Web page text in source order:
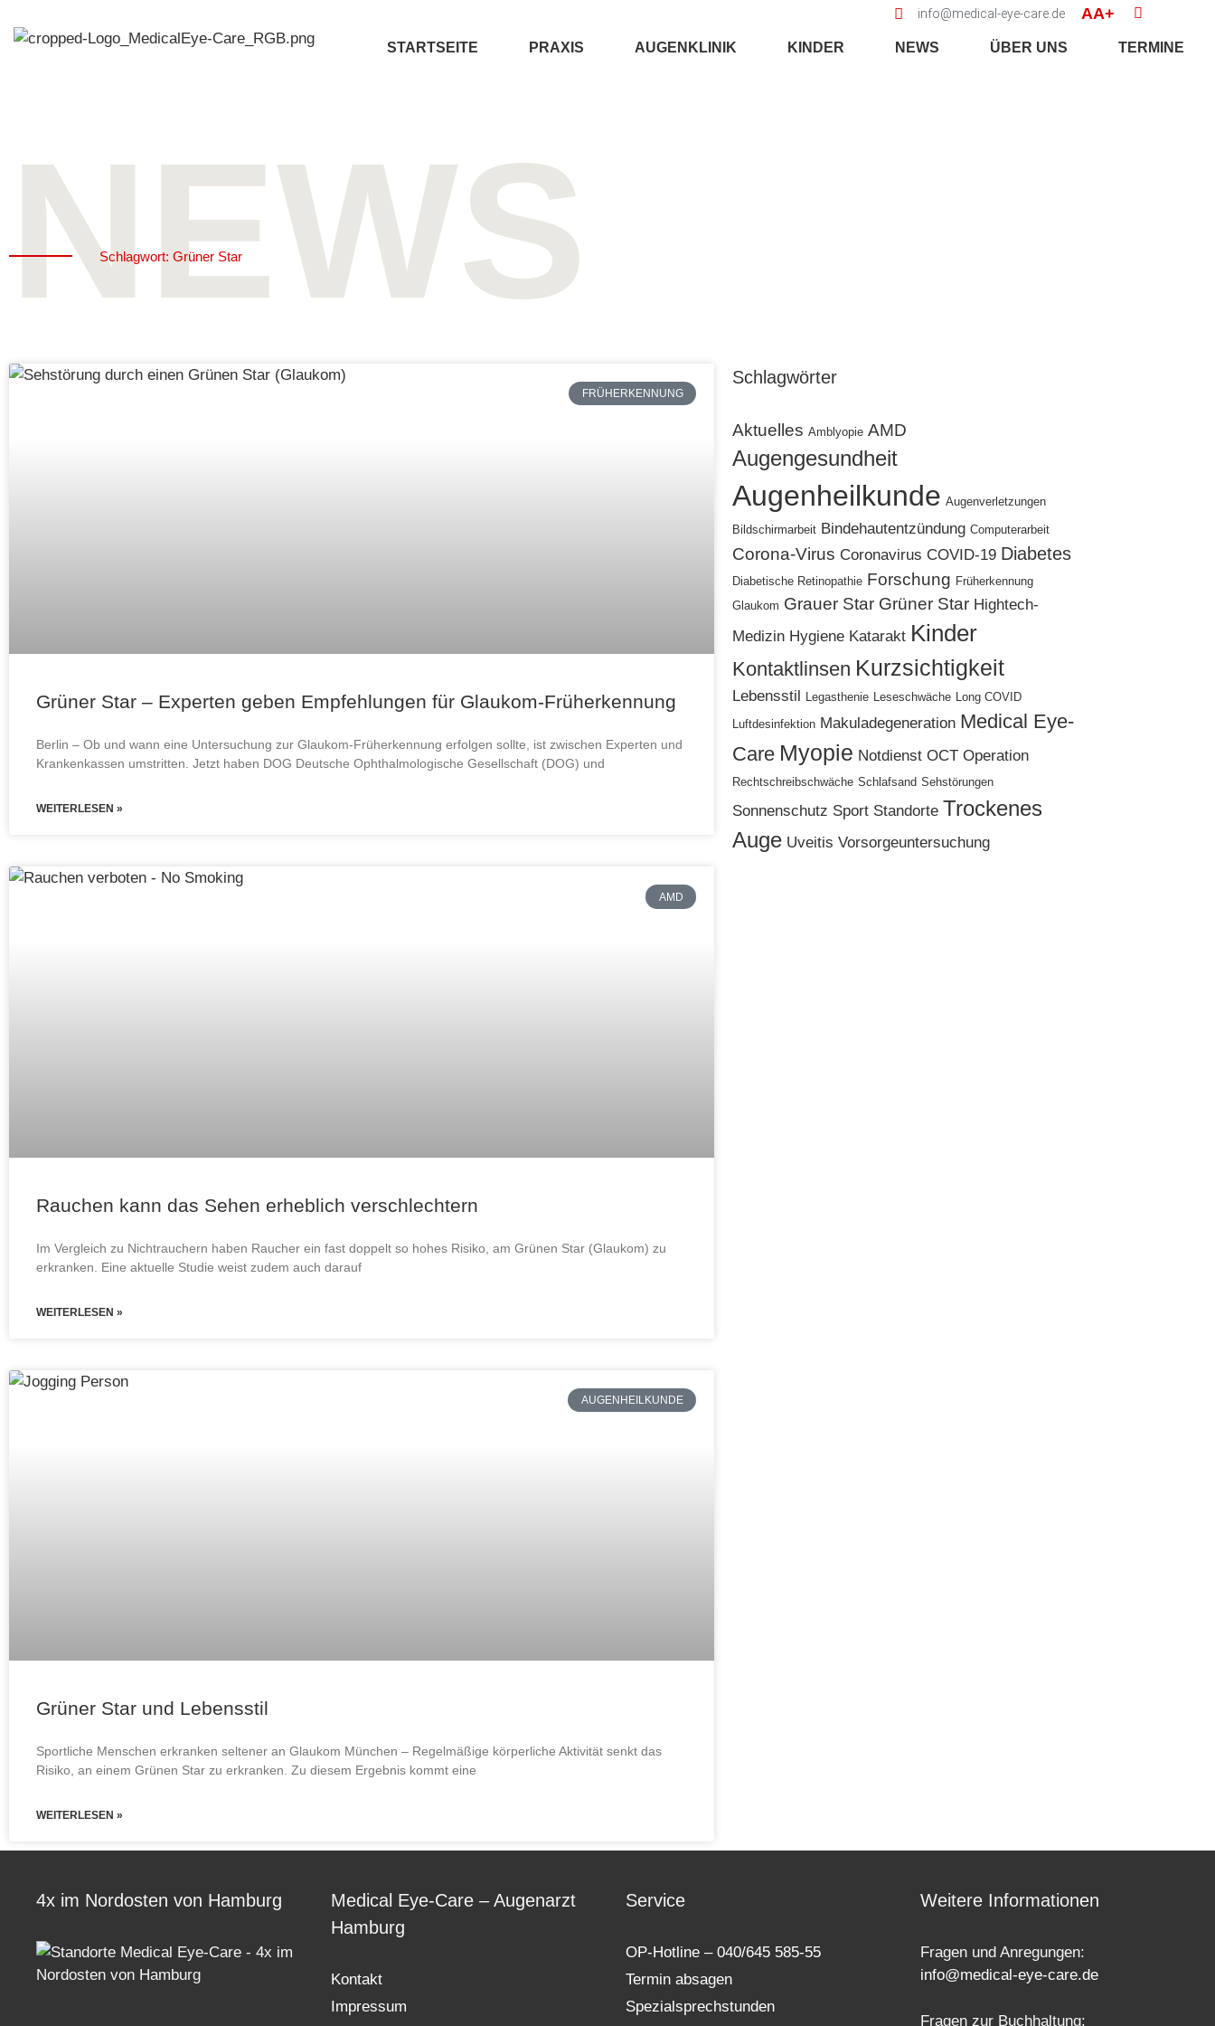
info@medical-eye-care.de AA+
STARTSEITE PRAXIS AUGENKLINIK KINDER NEWS ÜBER UNS TERMINE
NEWS
Schlagwort: Grüner Star
FRÜHERKENNUNG
Grüner Star – Experten geben Empfehlungen für Glaukom-Früherkennung
Berlin – Ob und wann eine Untersuchung zur Glaukom-Früherkennung erfolgen sollte, ist zwischen Experten und
Krankenkassen umstritten. Jetzt haben DOG Deutsche Ophthalmologische Gesellschaft (DOG) und
WEITERLESEN »
AMD
Rauchen kann das Sehen erheblich verschlechtern
Im Vergleich zu Nichtrauchern haben Raucher ein fast doppelt so hohes Risiko, am Grünen Star (Glaukom) zu
erkranken. Eine aktuelle Studie weist zudem auch darauf
WEITERLESEN »
AUGENHEILKUNDE
Grüner Star und Lebensstil
Sportliche Menschen erkranken seltener an Glaukom München – Regelmäßige körperliche Aktivität senkt das
Risiko, an einem Grünen Star zu erkranken. Zu diesem Ergebnis kommt eine
WEITERLESEN »
Schlagwörter
Aktuelles Amblyopie AMD
Augengesundheit
Augenheilkunde Augenverletzungen
Bildschirmarbeit Bindehautentzündung Computerarbeit
Corona-Virus Coronavirus COVID-19 Diabetes
Diabetische Retinopathie Forschung Früherkennung
Glaukom Grauer Star Grüner Star Hightech-
Medizin Hygiene Katarakt Kinder
Kontaktlinsen Kurzsichtigkeit
Lebensstil Legasthenie Leseschwäche Long COVID
Luftdesinfektion Makuladegeneration Medical Eye-
Care Myopie Notdienst OCT Operation
Rechtschreibschwäche Schlafsand Sehstörungen
Sonnenschutz Sport Standorte Trockenes
Auge Uveitis Vorsorgeuntersuchung
4x im Nordosten von Hamburg
Medical Eye-Care – Augenarzt
Hamburg
Kontakt
Impressum
Service
OP-Hotline – 040/645 585-55
Termin absagen
Spezialsprechstunden
Weitere Informationen
Fragen und Anregungen:
info@medical-eye-care.de
Fragen zur Buchhaltung: